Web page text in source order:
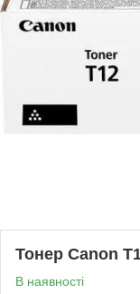
Тонер Canon
В наявності